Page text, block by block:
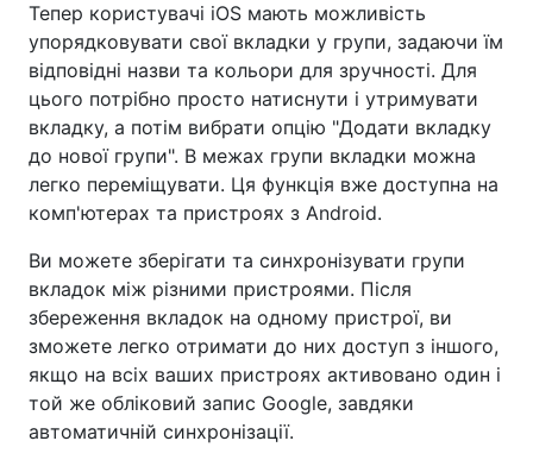
Тепер користувачі iOS мають можливість
упорядковувати свої вкладки у групи, задаючи їм
відповідні назви та кольори для зручності. Для
цього потрібно просто натиснути і утримувати
вкладку, а потім вибрати опцію "Додати вкладку
до нової групи". В межах групи вкладки можна
легко переміщувати. Ця функція вже доступна на
комп'ютерах та пристроях з Android.
Ви можете зберігати та синхронізувати групи
вкладок між різними пристроями. Після
збереження вкладок на одному пристрої, ви
зможете легко отримати до них доступ з іншого,
якщо на всіх ваших пристроях активовано один і
той же обліковий запис Google, завдяки
автоматичній синхронізації.